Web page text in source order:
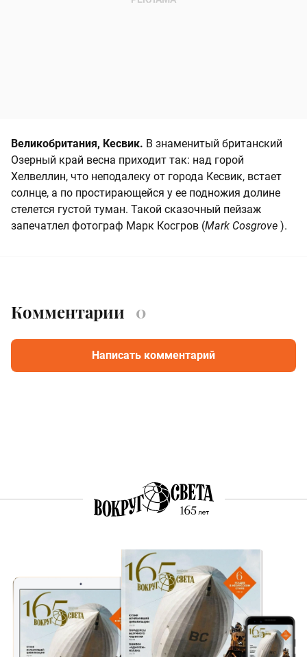
Великобритания, Кесвик. В знаменитый британский
Озерный край весна приходит так: над горой
Хелвеллин, что неподалеку от города Кесвик, встает
солнце, а по простирающейся у ее подножия долине
стелется густой туман. Такой сказочный пейзаж
запечатлел фотограф Марк Косгров (Mark Cosgrove ).
Комментарии 0
Написать комментарий